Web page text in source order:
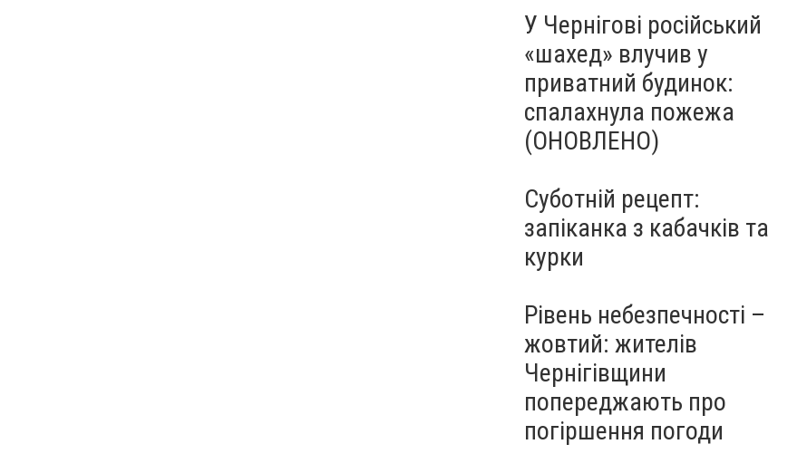
У Чернігові російський
«шахед» влучив у
приватний будинок:
спалахнула пожежа
(ОНОВЛЕНО)
Суботній рецепт:
запіканка з кабачків та
курки
Рівень небезпечності –
жовтий: жителів
Чернігівщини
попереджають про
погіршення погоди